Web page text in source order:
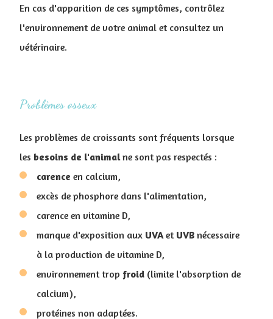
En cas d'apparition de ces symptômes, contrôlez
l'environnement de votre animal et consultez un
vétérinaire.
Problèmes osseux
Les problèmes de croissants sont fréquents lorsque
les besoins de l'animalne sont pas respectés :
carence en calcium,
excès de phosphore dans l'alimentation,
carence en vitamine D,
manque d'exposition aux UVA et UVB nécessaire
à la production de vitamine D,
environnement trop froid (limite l'absorption de
calcium),
protéines non adaptées.